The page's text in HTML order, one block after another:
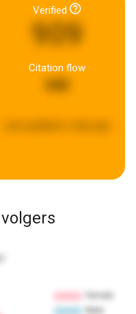
Verified
909
Citation flow
848